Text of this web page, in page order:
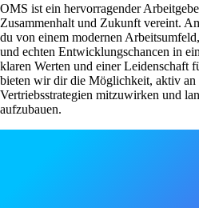
OMS ist ein hervorragender
Zusammenhalt und Zukunft vereint.
du von einem modernen
und echten Entwicklungschancen in
klaren Werten und einer Leidenschaft
bieten wir dir die Möglichkeit, aktiv an
Vertriebsstrategien mitzuwirken und
aufzubauen.